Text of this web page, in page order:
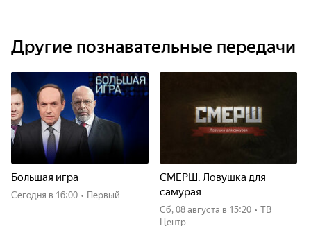
Другие познавательные передачи
Большая игра
Сегодня в 16:00 • Первый
СМЕРШ. Ловушка для
самурая
сб, 08 августа в 15:20 • ТВ
Центр